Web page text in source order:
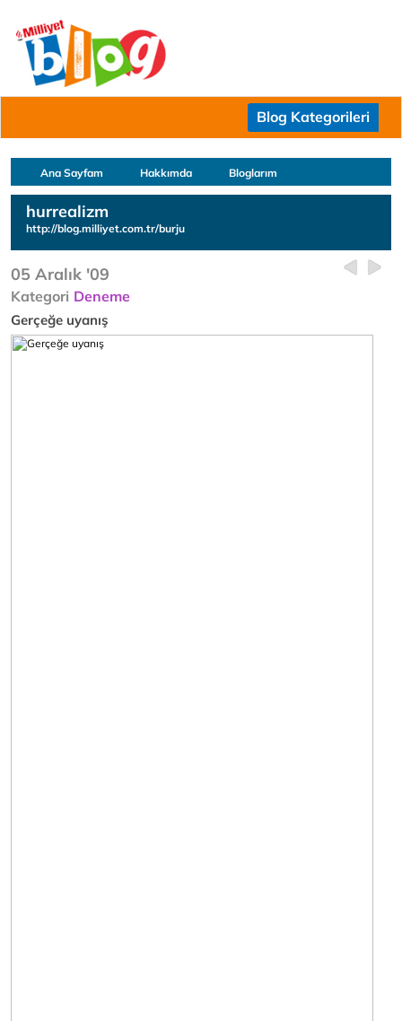
Blog Kategorileri
Ana Sayfam Hakkımda Bloglarım
hurrealizm
http://blog.milliyet.com.tr/burju
05 Aralık '09
Kategori Deneme
Gerçeğe uyanış